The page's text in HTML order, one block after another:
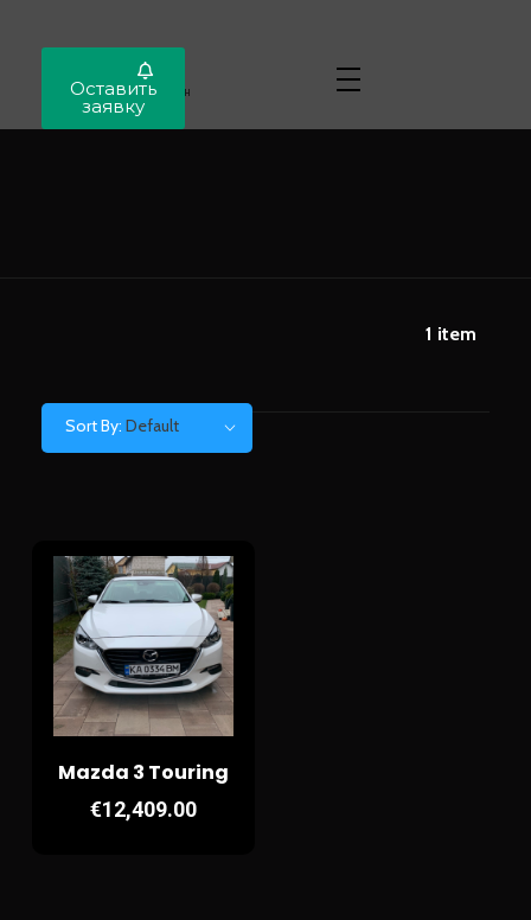
Locar
Автопригон
Оставить
заявку
1 item
Sort By: Default
Mazda 3 Touring
€12,409.00